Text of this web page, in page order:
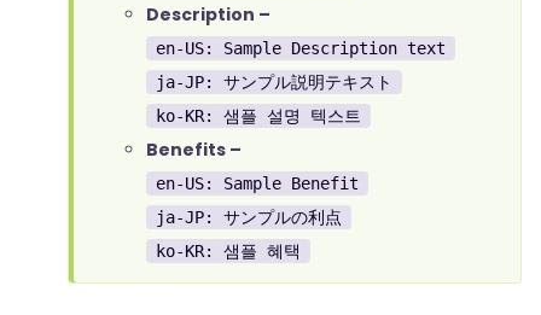
Description –
en-US: Sample Description text
ja-JP: サンプル説明テキスト
ko-KR: 샘플 설명 텍스트
Benefits –
en-US: Sample Benefit
ja-JP: サンプルの利点
ko-KR: 샘플 혜택